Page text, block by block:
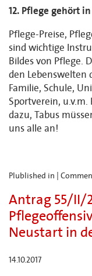
12. Pflege gehört
Pflege-Preise,
sind wichtige
Bildes von Pflege.
den Lebenswelten
Familie, Schule,
Sportverein,
dazu, Tabus
uns alle an!
Plublished in |
Antrag 55/II/
Neustart in
14.10.2017